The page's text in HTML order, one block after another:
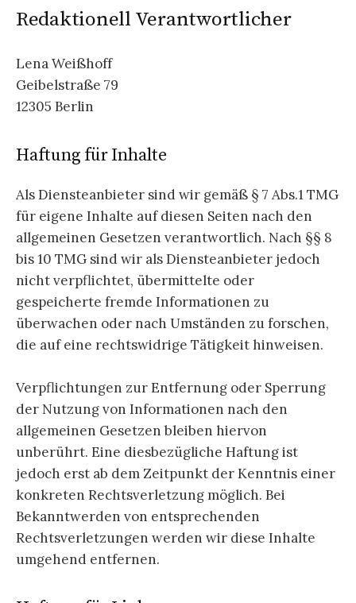
Redaktionell Verantwortlicher
Lena Weißhoff
Geibelstraße 79
12305 Berlin
Haftung für Inhalte
Als Diensteanbieter sind wir gemäß § 7 Abs.1 TMG
für eigene Inhalte auf diesen Seiten nach den
allgemeinen Gesetzen verantwortlich. Nach §§ 8
bis 10 TMG sind wir als Diensteanbieter jedoch
nicht verpflichtet, übermittelte oder
gespeicherte fremde Informationen zu
überwachen oder nach Umständen zu forschen,
die auf eine rechtswidrige Tätigkeit hinweisen.
Verpflichtungen zur Entfernung oder Sperrung
der Nutzung von Informationen nach den
allgemeinen Gesetzen bleiben hiervon
unberührt. Eine diesbezügliche Haftung ist
jedoch erst ab dem Zeitpunkt der Kenntnis einer
konkreten Rechtsverletzung möglich. Bei
Bekanntwerden von entsprechenden
Rechtsverletzungen werden wir diese Inhalte
umgehend entfernen.